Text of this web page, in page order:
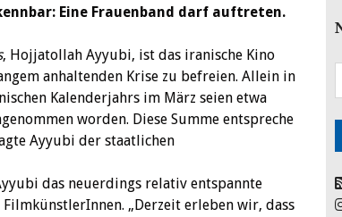
Eine Frauenband darf auftreten.
, Hojjatollah Ayyubi, ist das iranische Kino
anhaltenden Krise zu befreien. Allein in
Kalenderjahrs im März seien etwa
worden. Diese Summe entspreche
Ayyubi der staatlichen
das neuerdings relativ entspannte
„Derzeit erleben wir, dass